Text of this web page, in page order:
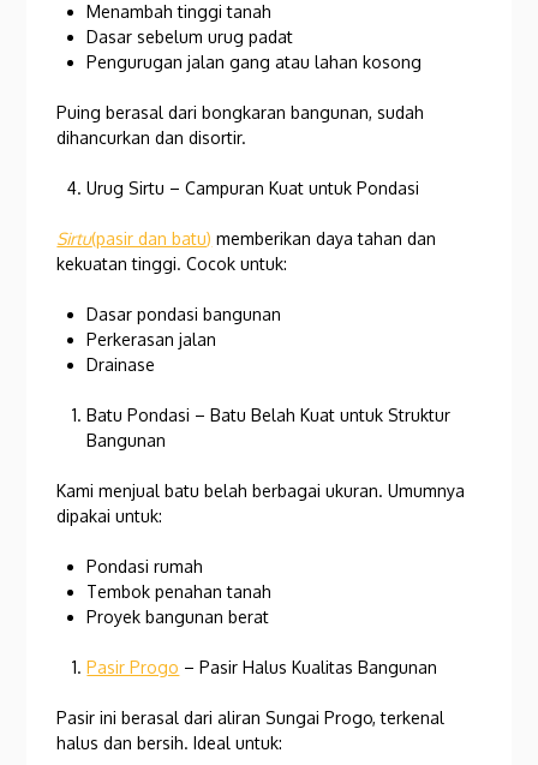
Menambah tinggi tanah
Dasar sebelum urug padat
Pengurugan jalan gang atau lahan kosong
Puing berasal dari bongkaran bangunan, sudah
dihancurkan dan disortir.
Urug Sirtu – Campuran Kuat untuk Pondasi
Sirtu(pasir dan batu) memberikan daya tahan dan
kekuatan tinggi. Cocok untuk:
Dasar pondasi bangunan
Perkerasan jalan
Drainase
Batu Pondasi – Batu Belah Kuat untuk Struktur
Bangunan
Kami menjual batu belah berbagai ukuran. Umumnya
dipakai untuk:
Pondasi rumah
Tembok penahan tanah
Proyek bangunan berat
Pasir Progo – Pasir Halus Kualitas Bangunan
Pasir ini berasal dari aliran Sungai Progo, terkenal
halus dan bersih. Ideal untuk: